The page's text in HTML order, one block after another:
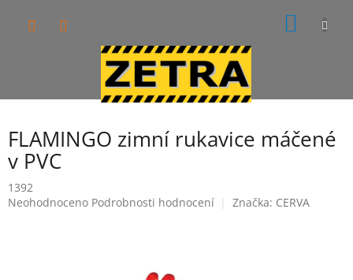
FLAMINGO zimní rukavice máčené
v PVC
1392
Průměrné
Neohodnoceno Podrobnosti hodnocení Značka: CERVA